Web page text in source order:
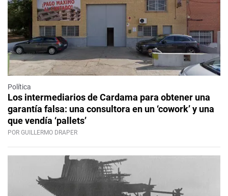
Política
Los intermediarios de Cardama para obtener una
garantía falsa: una consultora en un ‘cowork’ y una
que vendía ‘pallets’
POR GUILLERMO DRAPER